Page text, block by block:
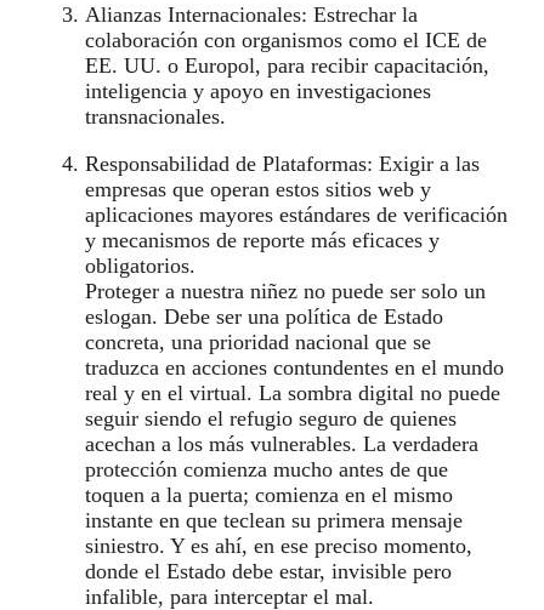
Alianzas Internacionales: Estrechar la
colaboración con organismos como el ICE de
EE. UU. o Europol, para recibir capacitación,
inteligencia y apoyo en investigaciones
transnacionales.
Responsabilidad de Plataformas: Exigir a las
empresas que operan estos sitios web y
aplicaciones mayores estándares de verificación
y mecanismos de reporte más eficaces y
obligatorios.
Proteger a nuestra niñez no puede ser solo un
eslogan. Debe ser una política de Estado
concreta, una prioridad nacional que se
traduzca en acciones contundentes en el mundo
real y en el virtual. La sombra digital no puede
seguir siendo el refugio seguro de quienes
acechan a los más vulnerables. La verdadera
protección comienza mucho antes de que
toquen a la puerta; comienza en el mismo
instante en que teclean su primera mensaje
siniestro. Y es ahí, en ese preciso momento,
donde el Estado debe estar, invisible pero
infalible, para interceptar el mal.